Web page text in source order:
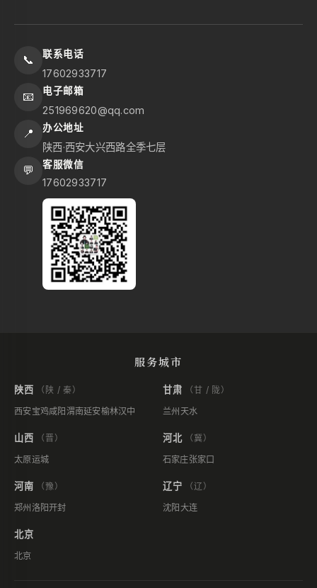
📞 联系电话
17602933717
📧 电子邮箱
251969620@qq.com
📍 办公地址
陕西·西安大兴西路全季七层
💬 客服微信
17602933717
服务城市
陕西
（陕 / 秦）
西安宝鸡咸阳 渭南延安榆林汉中
甘肃
（甘 / 陇）
兰州 天水
山西
（晋）
太原运城
河北
（冀）
石家庄张家口
河南
（豫）
郑州 洛阳开封
辽宁
（辽）
沈阳 大连
北京
北京